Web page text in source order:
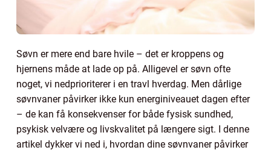
Søvn er mere end bare hvile – det er kroppens og
hjernens måde at lade op på. Alligevel er søvn ofte
noget, vi nedprioriterer i en travl hverdag. Men dårlige
søvnvaner påvirker ikke kun energiniveauet dagen efter
– de kan få konsekvenser for både fysisk sundhed,
psykisk velvære og livskvalitet på længere sigt. I denne
artikel dykker vi ned i, hvordan dine søvnvaner påvirker